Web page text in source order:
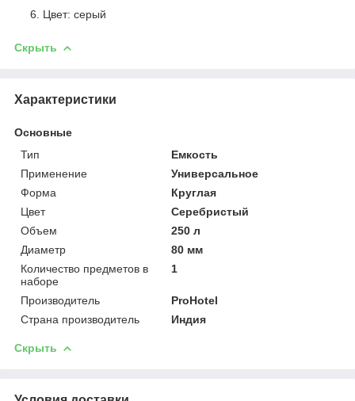
Цвет: серый
Скрыть
Характеристики
Основные
Тип
Емкость
Применение
Универсальное
Форма
Круглая
Цвет
Серебристый
Объем
250 л
Диаметр
80 мм
Количество предметов в
наборе
1
Производитель
ProHotel
Страна производитель
Индия
Скрыть